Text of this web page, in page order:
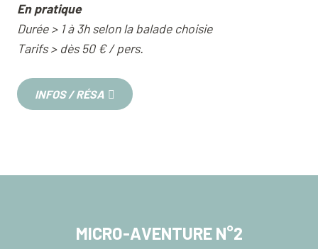
En pratique
Durée > 1 à 3h selon la balade choisie
Tarifs > dès 50 € / pers.
INFOS / RÉSA
MICRO-AVENTURE N°2